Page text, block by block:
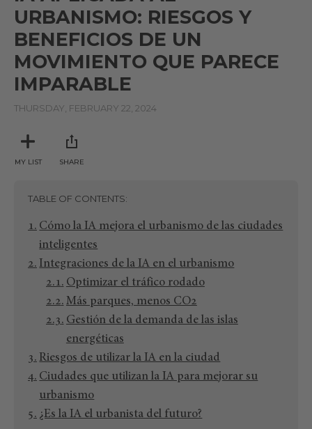
URBANISMO: RIESGOS Y
BENEFICIOS DE UN
MOVIMIENTO QUE PARECE
IMPARABLE
THURSDAY, FEBRUARY 22, 2024
MY LIST SHARE
TABLE OF CONTENTS
Cómo la IA mejora el urbanismo de las ciudades
inteligentes
Integraciones de la IA en el urbanismo
Optimizar el tráfico rodado
Más parques, menos CO2
Gestión de la demanda de las islas
energéticas
Riesgos de utilizar la IA en la ciudad
Ciudades que utilizan la IA para mejorar su
urbanismo
¿Es la IA el urbanista del futuro?